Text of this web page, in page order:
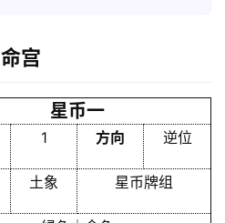
命宫
星币一
1 方向 逆位
土象 星币牌组